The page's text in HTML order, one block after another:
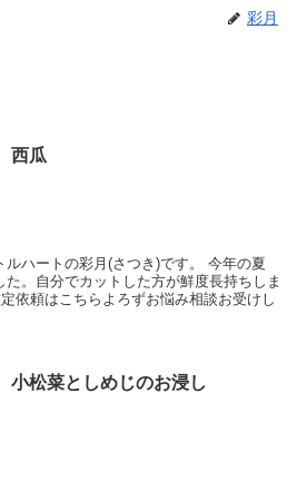
彩月
西瓜
ルハートの彩月(さつき)です。 今年の夏
。自分でカットした方が鮮度長持ちしま
依頼はこちらよろずお悩み相談お受けし
小松菜としめじのお浸し